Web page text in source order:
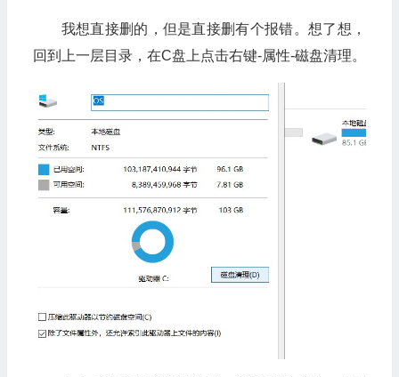
我想直接删的，但是直接删有个报错。想了想，
回到上一层目录，在C盘上点击右键-属性-磁盘清理。